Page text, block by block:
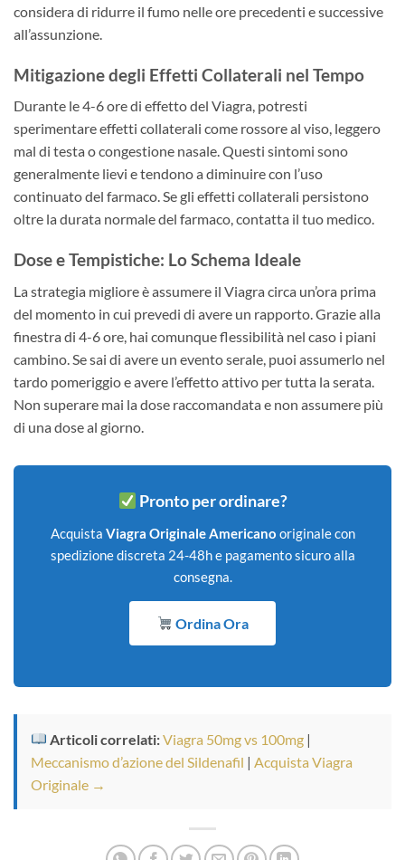
considera di ridurre il fumo nelle ore precedenti e successive
all’assunzione.
Mitigazione degli Effetti Collaterali nel Tempo
Durante le 4-6 ore di effetto del Viagra, potresti
sperimentare effetti collaterali come rossore al viso, leggero
mal di testa o congestione nasale. Questi sintomi sono
generalmente lievi e tendono a diminuire con l’uso
continuato del farmaco. Se gli effetti collaterali persistono
oltre la durata normale del farmaco, contatta il tuo medico.
Dose e Tempistiche: Lo Schema Ideale
La strategia migliore è assumere il Viagra circa un’ora prima
del momento in cui prevedi di avere un rapporto. Grazie alla
finestra di 4-6 ore, hai comunque flessibilità nel caso i piani
cambino. Se sai di avere un evento serale, puoi assumerlo nel
tardo pomeriggio e avere l’effetto attivo per tutta la serata.
Non superare mai la dose raccomandata e non assumere più
di una dose al giorno.
Pronto per ordinare?
Acquista Viagra Originale Americano originale con
spedizione discreta 24-48h e pagamento sicuro alla
consegna.
Ordina Ora
Articoli correlati:Viagra 50mg vs 100mg |
Meccanismo d’azione del Sildenafil | Acquista Viagra
Originale →